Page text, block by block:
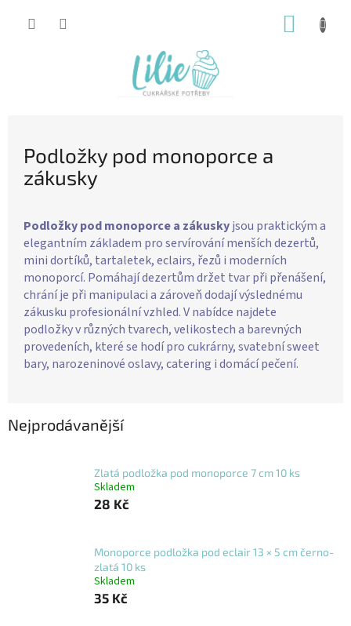
Podložky pod monoporce a
zákusky
Podložky pod monoporce a zákuskyjsou praktickým a
elegantním základem pro servírování menších dezertů,
mini dortíků, tartaletek, eclairs, řezů i moderních
monoporcí. Pomáhají dezertům držet tvar při přenášení,
chrání je při manipulaci a zároveň dodají výslednému
zákusku profesionální vzhled.V nabídce najdete
podložky v různých tvarech, velikostech a barevných
provedeních, které se hodí pro cukrárny, svatební sweet
bary, narozeninové oslavy, catering i domácí pečení.
Nejprodávanější
Zlatá podložka pod monoporce 7 cm 10 ks
Skladem
28 Kč
Monoporce podložka pod eclair 13 × 5 cm černo-
zlatá 10 ks
Skladem
35 Kč